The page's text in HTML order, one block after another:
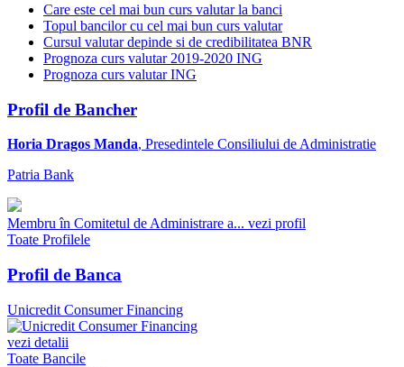
Care este cel mai bun curs valutar la banci
Topul bancilor cu cel mai bun curs valutar
Cursul valutar depinde si de credibilitatea BNR
Prognoza curs valutar 2019-2020 ING
Prognoza curs valutar ING
Profil de Bancher
Horia Dragos Manda, Presedintele Consiliului de Administratie
Patria Bank
Membru în Comitetul de Administrare a... vezi profil
Toate Profilele
Profil de Banca
Unicredit Consumer Financing
vezi detalii
Toate Bancile